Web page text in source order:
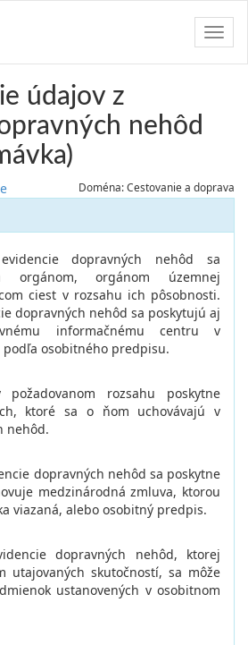
údajov z
nehôd
Doména: Cestovanie a doprava
dopravných nehôd sa
orgánom, orgánom územnej
ciest v rozsahu ich pôsobnosti.
dopravných nehôd sa poskytujú aj
informačnému centru v
podľa osobitného predpisu.
rozsahu poskytne
ktoré sa o ňom uchovávajú v
nehôd.
dopravných nehôd sa poskytne
medzinárodná zmluva, ktorou
viazaná, alebo osobitný predpis.
dopravných nehôd, ktorej
utajovaných skutočností, sa môže
ustanovených v osobitnom